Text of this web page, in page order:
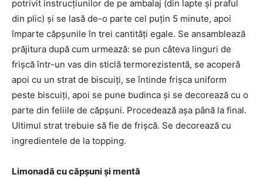
potrivit instrucțiunilor de pe ambalaj (din lapte și praful
din plic) și se lasă de-o parte cel puțin 5 minute, apoi
împarte căpșunile în trei cantități egale. Se ansamblează
prăjitura după cum urmează: se pun câteva linguri de
frișcă într-un vas din sticlă termorezistentă, se acoperă
apoi cu un strat de biscuiți, se întinde frișca uniform
peste biscuiți, apoi se pune budinca și se decorează cu o
parte din feliile de căpșuni. Procedează așa până la final.
Ultimul strat trebuie să fie de frișcă. Se decorează cu
ingredientele de la topping.
Limonadă cu căpșuni și mentă